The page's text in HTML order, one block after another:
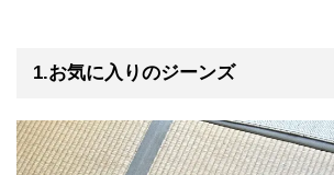
1.お気に入りのジーンズ